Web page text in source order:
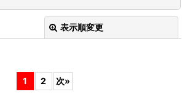
表示順変更
1 2 次»